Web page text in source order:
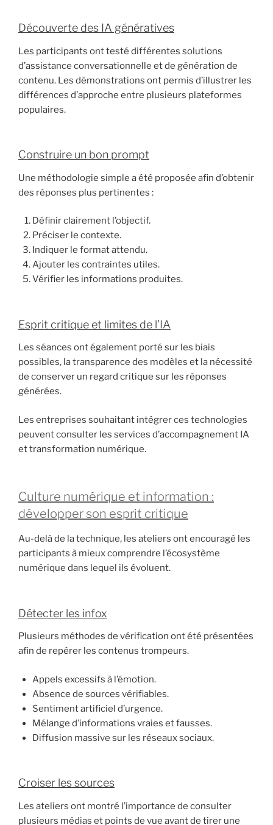
Découverte des IA génératives
Les participants ont testé différentes solutions
d’assistance conversationnelle et de génération de
contenu. Les démonstrations ont permis d’illustrer les
différences d’approche entre plusieurs plateformes
populaires.
Construire un bon prompt
Une méthodologie simple a été proposée afin d’obtenir
des réponses plus pertinentes :
Définir clairement l’objectif.
Préciser le contexte.
Indiquer le format attendu.
Ajouter les contraintes utiles.
Vérifier les informations produites.
Esprit critique et limites de l’IA
Les séances ont également porté sur les biais
possibles, la transparence des modèles et la nécessité
de conserver un regard critique sur les réponses
générées.
Les entreprises souhaitant intégrer ces technologies
peuvent consulter les services d’accompagnement IA
et transformation numérique.
Culture numérique et information :
développer son esprit critique
Au-delà de la technique, les ateliers ont encouragé les
participants à mieux comprendre l’écosystème
numérique dans lequel ils évoluent.
Détecter les infox
Plusieurs méthodes de vérification ont été présentées
afin de repérer les contenus trompeurs.
Appels excessifs à l’émotion.
Absence de sources vérifiables.
Sentiment artificiel d’urgence.
Mélange d’informations vraies et fausses.
Diffusion massive sur les réseaux sociaux.
Croiser les sources
Les ateliers ont montré l’importance de consulter
plusieurs médias et points de vue avant de tirer une